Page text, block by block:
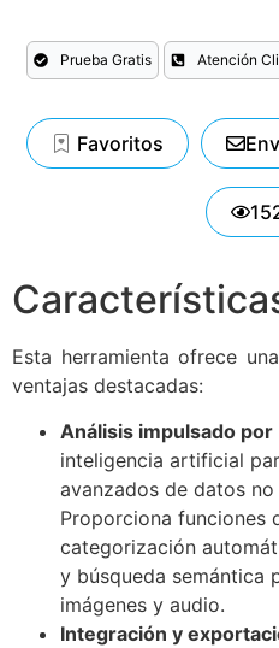
Prueba Gratis Atención
Favoritos
Esta herramienta ofrece
ventajas destacadas:
Análisis impulsado por
inteligencia artificial
avanzados de datos
Proporciona funciones
categorización
y búsqueda semántica
imágenes y audio.
Integración y